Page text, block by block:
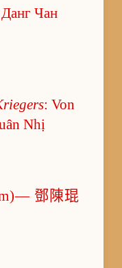
Чан
: Von
Nhị
鄧陳琨